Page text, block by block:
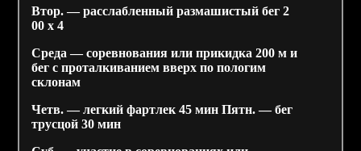
Втор. — расслабленный размашистый бег 2
00 х 4
Среда — соревнования или прикидка 200 м и
бег с проталкиванием вверх по пологим
склонам
Четв. — легкий фартлек 45 мин Пятн. — бег
трусцой 30 мин